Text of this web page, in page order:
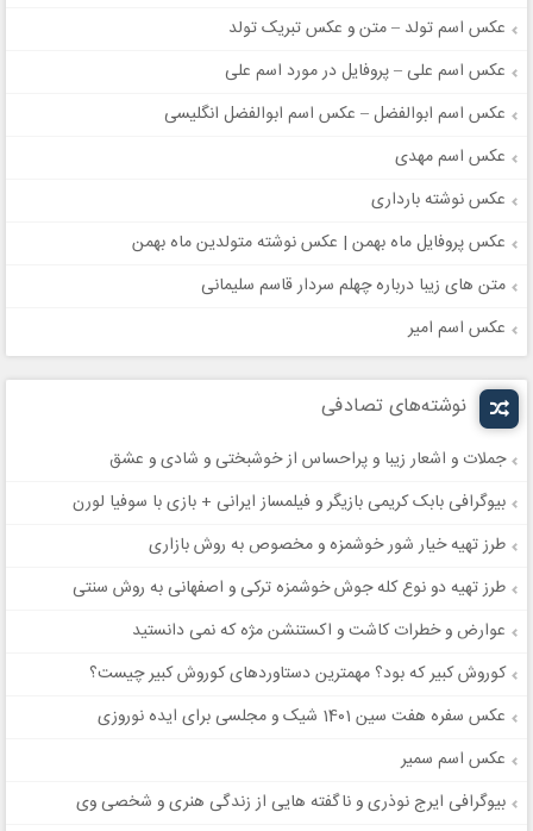
عکس اسم تولد – متن و عکس تبریک تولد
عکس اسم علی – پروفایل در مورد اسم علی
عکس اسم ابوالفضل – عکس اسم ابوالفضل انگلیسی
عکس اسم مهدی
عکس نوشته بارداری
عکس پروفایل ماه بهمن | عکس نوشته متولدین ماه بهمن
متن های زیبا درباره چهلم سردار قاسم سلیمانی
عکس اسم امیر
نوشته‌های تصادفی
جملات و اشعار زیبا و پراحساس از خوشبختی و شادی و عشق
بیوگرافی بابک کریمی بازیگر و فیلمساز ایرانی + بازی با سوفیا لورن
طرز تهیه خیار شور خوشمزه و مخصوص به روش بازاری
طرز تهیه دو نوع کله جوش خوشمزه ترکی و اصفهانی به روش سنتی
عوارض و خطرات کاشت و اکستنشن مژه که نمی دانستید
کوروش کبیر که بود؟ مهمترین دستاوردهای کوروش کبیر چیست؟
عکس سفره هفت سین 1401 شیک و مجلسی برای ایده نوروزی
عکس اسم سمیر
بیوگرافی ایرج نوذری و ناگفته هایی از زندگی هنری و شخصی وی